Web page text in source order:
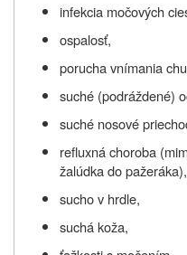
infekcia močových
ospalosť,
porucha vnímania
suché (podráždené)
suché nosové
refluxná choroba
žalúdka do pažeráka),
sucho v hrdle,
suchá koža,